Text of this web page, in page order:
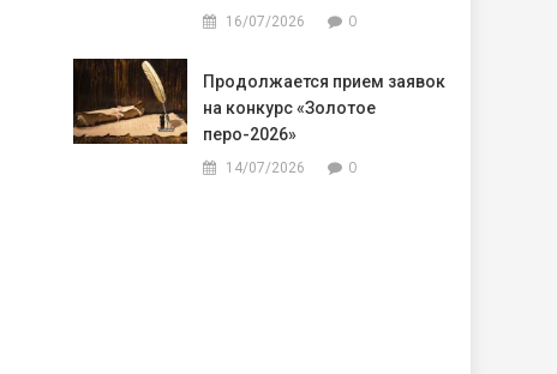
16/07/2026 0
Продолжается прием заявок
на конкурс «Золотое
перо-2026»
14/07/2026 0